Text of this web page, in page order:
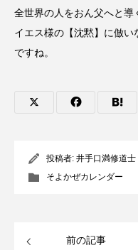
全世界の人をおん父へと
イエス様の【沈黙】に倣
ですね。
投稿者: 井手口満修道士
そよかぜカレンダー
前の記事